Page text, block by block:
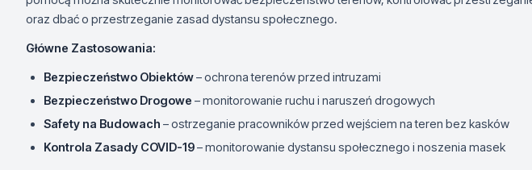
oraz dbać o przestrzeganie zasad dystansu społecznego.
Główne Zastosowania:
Bezpieczeństwo Obiektów– ochrona terenów przed intruzami
Bezpieczeństwo Drogowe – monitorowanie ruchu i naruszeń drogowych
Safety na Budowach – ostrzeganie pracowników przed wejściem na teren bez kasków
Kontrola Zasady COVID-19– monitorowanie dystansu społecznego i noszenia masek